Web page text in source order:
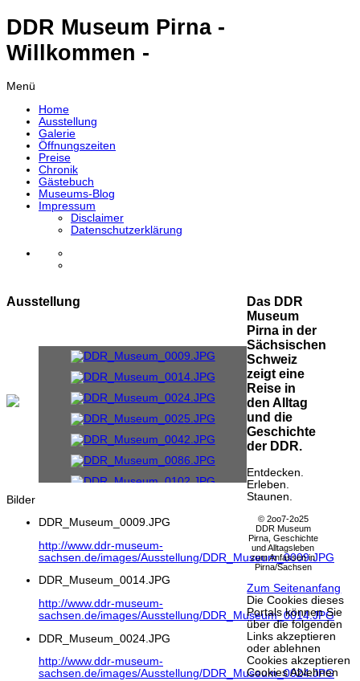
DDR Museum Pirna -
Willkommen -
Menü
Home
Ausstellung
Galerie
Öffnungszeiten
Preise
Chronik
Gästebuch
Museums-Blog
Impressum
Disclaimer
Datenschutzerklärung
Ausstellung
Bilder
DDR_Museum_0009.JPG
http://www.ddr-museum-
sachsen.de/images/Ausstellung/DDR_Museum_0009.JPG
DDR_Museum_0014.JPG
http://www.ddr-museum-
sachsen.de/images/Ausstellung/DDR_Museum_0014.JPG
DDR_Museum_0024.JPG
http://www.ddr-museum-
sachsen.de/images/Ausstellung/DDR_Museum_0024.JPG
Das DDR
Museum
Pirna in der
Sächsischen
Schweiz
zeigt eine
Reise in
den Alltag
und die
Geschichte
der DDR.
Entdecken.
Erleben.
Staunen.
© 2oo7-2o25
DDR Museum
Pirna, Geschichte
und Alltagsleben
zum Anfassen in
Pirna/Sachsen
Zum Seitenanfang
Die Cookies dieses
Portals können Sie
über die folgenden
Links akzeptieren
oder ablehnen
Cookies akzeptieren
Cookies Ablehnen